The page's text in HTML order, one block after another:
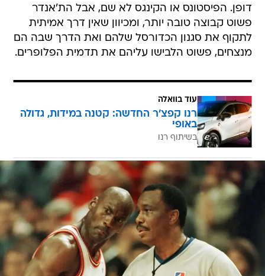
דופן. הפיסטונס או הקינגס לא שם, אבל הת'אנדר
פשוט קבוצה טובה יותר, ומכיוון שאין דרך אמיתית
לתקוף את סגנון הכדורסל שלהם ואת הדרך שבה הם
מנצחים, פשוט הלבישו עליהם את תדמית הפלופרים.
עוד בוואלה
רנו קפצ'ר החדשה: קטנה במידות, גדולה
באופי
בשיתוף רנו